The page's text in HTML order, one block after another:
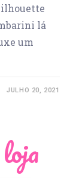
lá
um
JULHO 20, 2021